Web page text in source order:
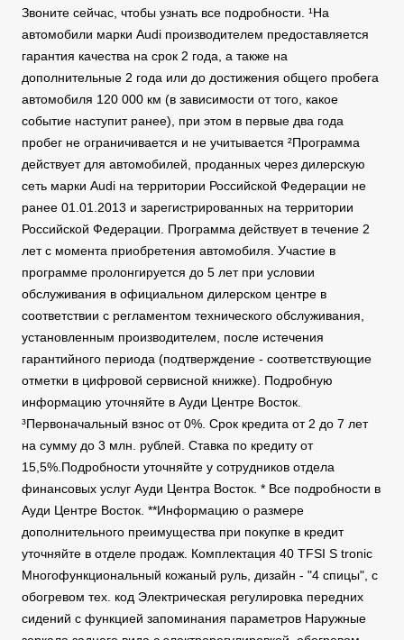
Звоните сейчас, чтобы узнать все подробности. ¹На
автомобили марки Audi производителем предоставляется
гарантия качества на срок 2 года, а также на
дополнительные 2 года или до достижения общего пробега
автомобиля 120 000 км (в зависимости от того, какое
событие наступит ранее), при этом в первые два года
пробег не ограничивается и не учитывается ²Программа
действует для автомобилей, проданных через дилерскую
сеть марки Audi на территории Российской Федерации не
ранее 01.01.2013 и зарегистрированных на территории
Российской Федерации. Программа действует в течение 2
лет с момента приобретения автомобиля. Участие в
программе пролонгируется до 5 лет при условии
обслуживания в официальном дилерском центре в
соответствии с регламентом технического обслуживания,
установленным производителем, после истечения
гарантийного периода (подтверждение - соответствующие
отметки в цифровой сервисной книжке). Подробную
информацию уточняйте в Ауди Центре Восток.
³Первоначальный взнос от 0%. Срок кредита от 2 до 7 лет
на сумму до 3 млн. рублей. Ставка по кредиту от
15,5%.Подробности уточняйте у сотрудников отдела
финансовых услуг Ауди Центра Восток. * Все подробности в
Ауди Центре Восток. **Информацию о размере
дополнительного преимущества при покупке в кредит
уточняйте в отделе продаж. Комплектация 40 TFSI S tronic
Многофункциональный кожаный руль, дизайн - "4 спицы", с
обогревом тех. код Электрическая регулировка передних
сидений с функцией запоминания параметров Наружные